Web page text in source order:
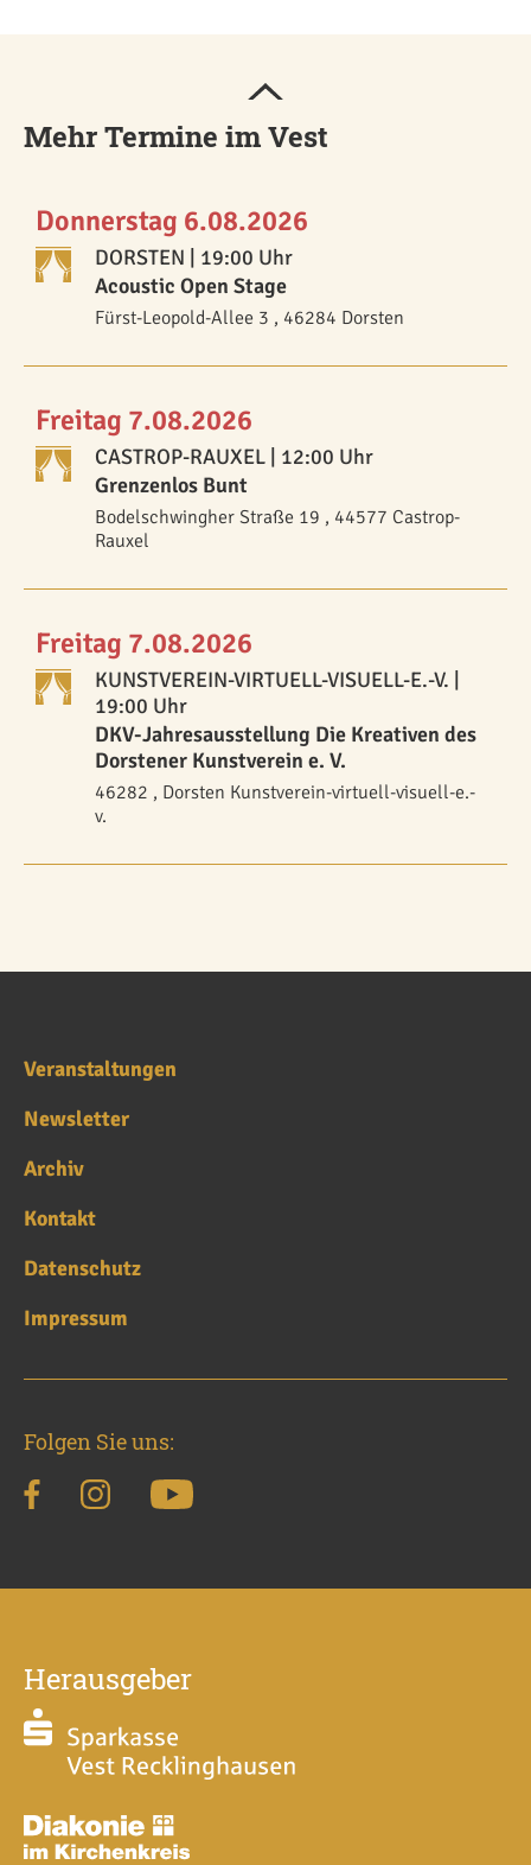
Mehr Termine im Vest
Donnerstag 6.08.2026
DORSTEN | 19:00 Uhr
Acoustic Open Stage
Fürst-Leopold-Allee 3 , 46284 Dorsten
Freitag 7.08.2026
CASTROP-RAUXEL | 12:00 Uhr
Grenzenlos Bunt
Bodelschwingher Straße 19 , 44577 Castrop-
Rauxel
Freitag 7.08.2026
KUNSTVEREIN-VIRTUELL-VISUELL-E.-V. |
19:00 Uhr
DKV-Jahresausstellung Die Kreativen des
Dorstener Kunstverein e. V.
46282 , Dorsten Kunstverein-virtuell-visuell-e.-
v.
Veranstaltungen
Newsletter
Archiv
Kontakt
Datenschutz
Impressum
Folgen Sie uns:
Herausgeber